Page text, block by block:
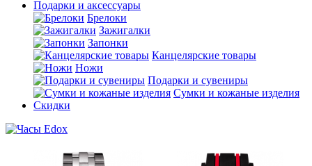
Подарки и аксессуары
Брелоки
Зажигалки
Запонки
Канцелярские товары
Ножи
Подарки и сувениры
Сумки и кожаные изделия
Скидки